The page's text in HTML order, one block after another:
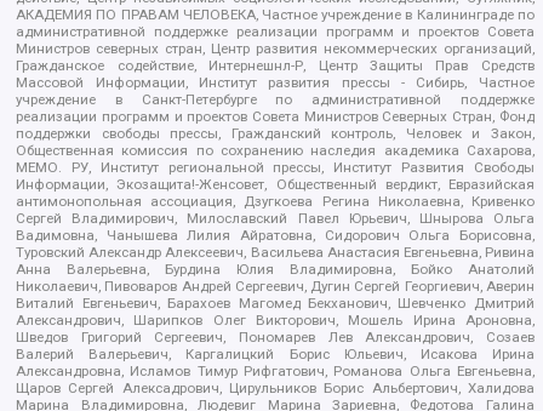
АКАДЕМИЯ ПО ПРАВАМ ЧЕЛОВЕКА, Частное учреждение в Калининграде по
административной поддержке реализации программ и проектов Совета
Министров северных стран, Центр развития некоммерческих организаций,
Гражданское содействие, Интернешнл-Р, Центр Защиты Прав Средств
Массовой Информации, Институт развития прессы - Сибирь, Частное
учреждение в Санкт-Петербурге по административной поддержке
реализации программ и проектов Совета Министров Северных Стран, Фонд
поддержки свободы прессы, Гражданский контроль, Человек и Закон,
Общественная комиссия по сохранению наследия академика Сахарова,
МЕМО. РУ, Институт региональной прессы, Институт Развития Свободы
Информации, Экозащита!-Женсовет, Общественный вердикт, Евразийская
антимонопольная ассоциация, Дзугкоева Регина Николаевна, Кривенко
Сергей Владимирович, Милославский Павел Юрьевич, Шнырова Ольга
Вадимовна, Чанышева Лилия Айратовна, Сидорович Ольга Борисовна,
Туровский Александр Алексеевич, Васильева Анастасия Евгеньевна, Ривина
Анна Валерьевна, Бурдина Юлия Владимировна, Бойко Анатолий
Николаевич, Пивоваров Андрей Сергеевич, Дугин Сергей Георгиевич, Аверин
Виталий Евгеньевич, Барахоев Магомед Бекханович, Шевченко Дмитрий
Александрович, Шарипков Олег Викторович, Мошель Ирина Ароновна,
Шведов Григорий Сергеевич, Пономарев Лев Александрович, Созаев
Валерий Валерьевич, Каргалицкий Борис Юльевич, Исакова Ирина
Александровна, Исламов Тимур Рифгатович, Романова Ольга Евгеньевна,
Щаров Сергей Алексадрович, Цирульников Борис Альбертович, Халидова
Марина Владимировна, Людевиг Марина Зариевна, Федотова Галина